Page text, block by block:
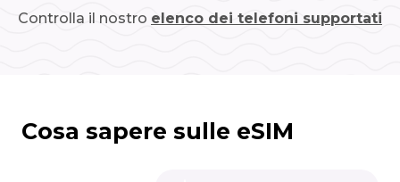
Controlla il nostro elenco dei telefoni supportati
Cosa sapere sulle eSIM